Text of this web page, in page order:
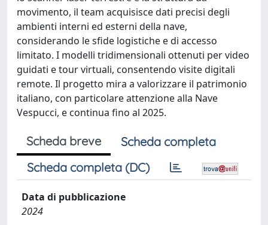
movimento, il team acquisisce dati precisi degli
ambienti interni ed esterni della nave,
considerando le sfide logistiche e di accesso
limitato. I modelli tridimensionali ottenuti per video
guidati e tour virtuali, consentendo visite digitali
remote. Il progetto mira a valorizzare il patrimonio
italiano, con particolare attenzione alla Nave
Vespucci, e continua fino al 2025.
Scheda breve
Scheda completa
Scheda completa (DC)
Data di pubblicazione
2024